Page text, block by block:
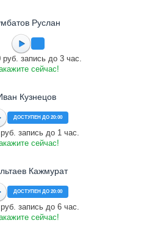
Руслан
руб. запись до 3 час.
сейчас!
Кузнецов
ДОСТУПЕН ДО 20:00
запись до 1 час.
сейчас!
Кажмурат
ДОСТУПЕН ДО 20:00
запись до 6 час.
сейчас!